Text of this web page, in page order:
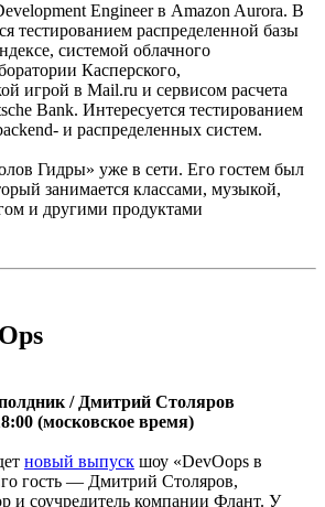
Engineer в Amazon Aurora. В
тестированием распределенной базы
системой облачного
Касперского,
игрой в Mail.ru и сервисом расчета
Bank. Интересуется тестированием
и распределенных систем.
Гидры» уже в сети. Его гостем был
занимается классами, музыкой,
и другими продуктами
/ Дмитрий Столяров
(московское время)
новый выпуск шоу «DevOops в
гость — Дмитрий Столяров,
и соучредитель компании Флант. У